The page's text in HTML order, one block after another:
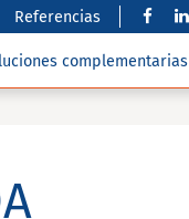
Referencias
complementarias